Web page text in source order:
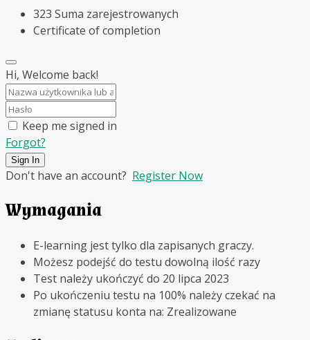
323 Suma zarejestrowanych
Certificate of completion
Hi, Welcome back!
Keep me signed in
Forgot?
Sign In
Don't have an account? Register Now
Wymagania
E-learning jest tylko dla zapisanych graczy.
Możesz podejść do testu dowolną ilość razy
Test należy ukończyć do 20 lipca 2023
Po ukończeniu testu na 100% należy czekać na
zmianę statusu konta na: Zrealizowane